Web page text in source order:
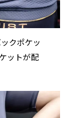
クポケッ
ットが配